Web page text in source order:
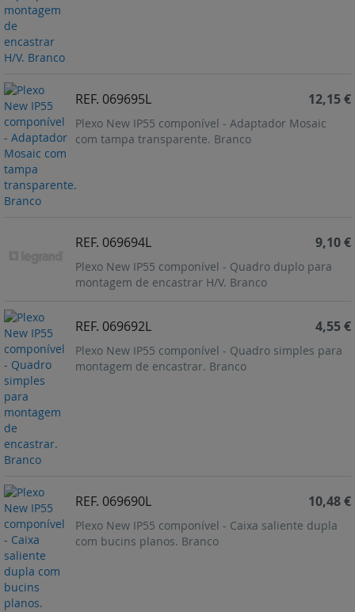
REF. 069695L
Plexo New IP55 componível - Adaptador Mosaic
com tampa transparente. Branco
12,15 €
REF. 069694L
Plexo New IP55 componível - Quadro duplo para
montagem de encastrar H/V. Branco
9,10 €
REF. 069692L
Plexo New IP55 componível - Quadro simples para
montagem de encastrar. Branco
4,55 €
REF. 069690L
Plexo New IP55 componível - Caixa saliente dupla
com bucins planos. Branco
10,48 €